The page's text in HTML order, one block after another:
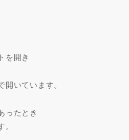
を開き
いています。
ったとき